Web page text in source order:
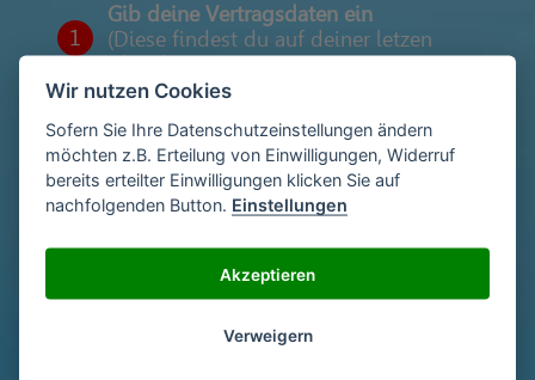
1
Gib deine Vertragsdaten ein
(Diese findest du auf deiner letzen
Abrechnung)
2
Gib deinen Namen und deine Adresse
ein
Unterschriebe das Schreiben mit deinem
Namen oder lade eine Unterschrift hoch
Wir nutzen Cookies
Sofern Sie Ihre Datenschutzeinstellungen ändern
möchten z.B. Erteilung von Einwilligungen, Widerruf
bereits erteilter Einwilligungen klicken Sie auf
nachfolgenden Button. Einstellungen
Akzeptieren
Verweigern